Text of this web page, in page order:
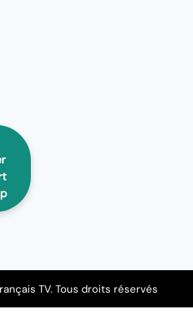
TV. Tous droits réservés